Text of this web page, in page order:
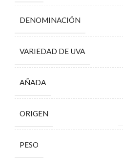
DENOMINACIÓN
VARIEDAD DE UVA
AÑADA
ORIGEN
PESO